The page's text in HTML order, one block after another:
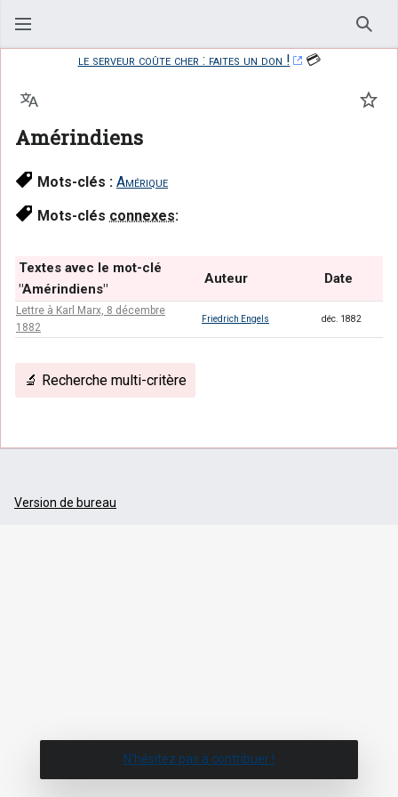
le serveur coûte cher : faites un don !
💳
Amérindiens
Langue
Mots-clés : Amérique
Mots-clés connexes:
Textes avec le mot-clé
"Amérindiens"
Auteur Date
Lettre à Karl Marx, 8 décembre
1882
Friedrich Engels déc. 1882
🔬 Recherche multi-critère
Version de bureau
N'hésitez pas à contribuer !